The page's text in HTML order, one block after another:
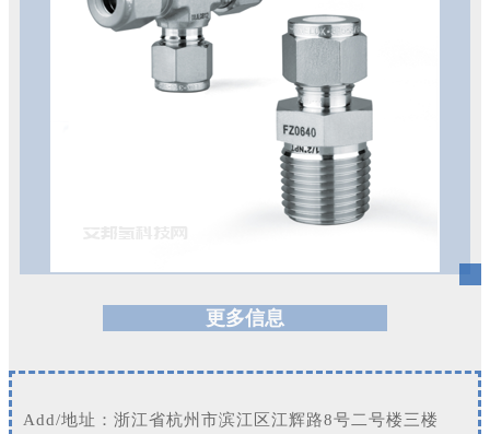
更多信息
Add/地址：浙江省杭州市滨江区江辉路8号二号楼三楼